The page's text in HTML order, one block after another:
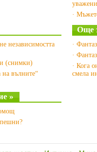
·
независимостта
(снимки)
на вълните“
Още
·
·
· Кога
смела
»